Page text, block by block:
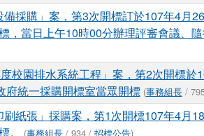
採購」案，第3次開標訂於107年4月
當日上午10時00分辦理評審會議、隨
校園排水系統工程」案，第2次開標於
府統一採購開標室當眾開標 (事務組長/
紙張」採購案，第1次開標107年4月
(事務組長/ 934 / 招標公告)